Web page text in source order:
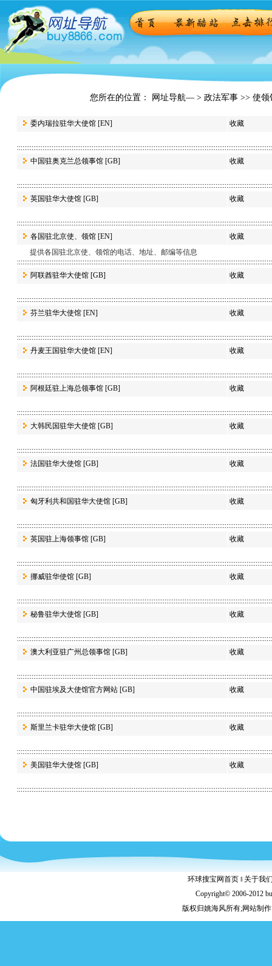
您所在的位置： 网址导航— > 政法军事>> 使领
委内瑞拉驻华大使馆 [EN] 收藏
中国驻奥克兰总领事馆 [GB] 收藏
英国驻华大使馆 [GB] 收藏
各国驻北京使、领馆 [EN]
收藏
提供各国驻北京使、领馆的电话、地址、邮编等信息
阿联酋驻华大使馆 [GB] 收藏
芬兰驻华大使馆 [EN] 收藏
丹麦王国驻华大使馆 [EN] 收藏
阿根廷驻上海总领事馆 [GB] 收藏
大韩民国驻华大使馆 [GB] 收藏
法国驻华大使馆 [GB] 收藏
匈牙利共和国驻华大使馆 [GB] 收藏
英国驻上海领事馆 [GB] 收藏
挪威驻华使馆 [GB] 收藏
秘鲁驻华大使馆 [GB] 收藏
澳大利亚驻广州总领事馆 [GB] 收藏
中国驻埃及大使馆官方网站 [GB] 收藏
斯里兰卡驻华大使馆 [GB] 收藏
美国驻华大使馆 [GB] 收藏
环球搜宝网首页 ‖ 关于我
Copyright© 2006-2012
版权归姚海风所有;网站制作